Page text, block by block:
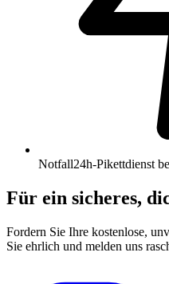
Notfall24h-Pikettdienst
Für ein sicheres,
Fordern Sie Ihre kostenlose,
Sie ehrlich und melden uns